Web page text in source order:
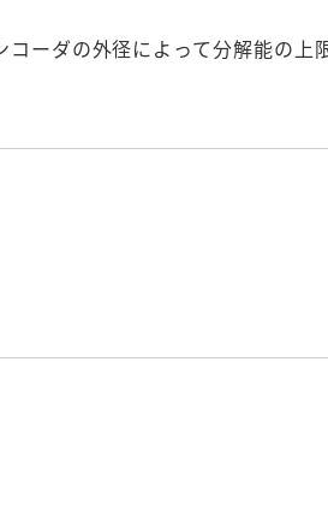
ーダの外径によって分解能の